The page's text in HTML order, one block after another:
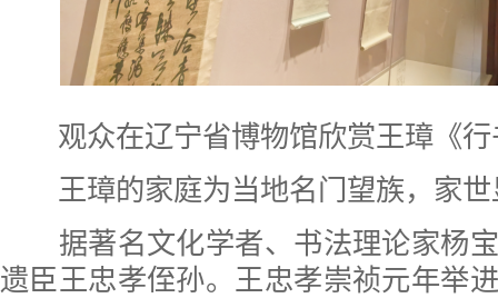
观众在辽宁省博物馆欣赏王璋《行
王璋的家庭为当地名门望族，家世
据著名文化学者、书法理论家杨宝
遗臣王忠孝侄孙。王忠孝崇祯元年举